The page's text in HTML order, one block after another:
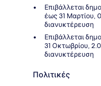
Επιβάλλεται
έως 31 Μαρτίου,
διανυκτέρευση
Επιβάλλεται
31 Οκτωβρίου,
διανυκτέρευση
Πολιτικές